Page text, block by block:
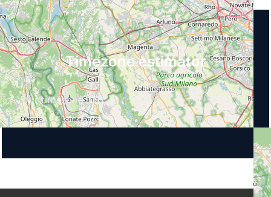
Timezone estimator
Your timezone:UTC